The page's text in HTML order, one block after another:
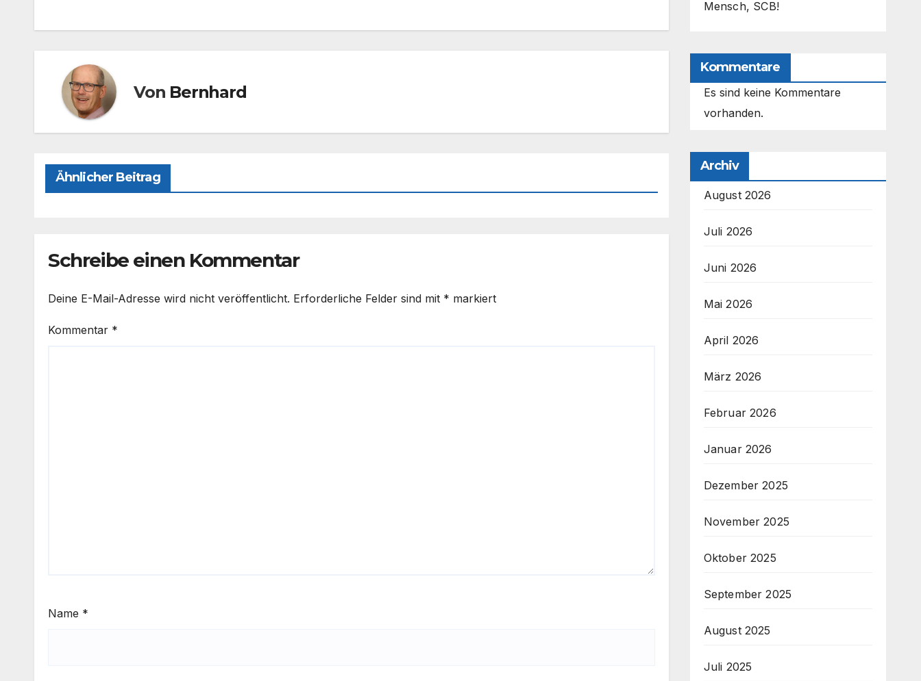
b
o
k
d
n
Von Bernhard
Ähnlicher Beitrag
Schreibe einen Kommentar
Deine E-Mail-Adresse wird nicht veröffentlicht. Erforderliche Felder sind mit * markiert
Kommentar *
Name *
Mensch, SCB!
Kommentare
Es sind keine Kommentare
vorhanden.
Archiv
August 2026
Juli 2026
Juni 2026
Mai 2026
April 2026
März 2026
Februar 2026
Januar 2026
Dezember 2025
November 2025
Oktober 2025
September 2025
August 2025
Juli 2025